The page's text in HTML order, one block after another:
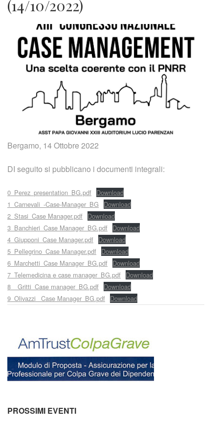
(14/10/2022)
Bergamo, 14 Ottobre 2022
DI seguito si pubblicano i documenti integrali:
0_Perez_presentation_BG.pdf Download
1_Carnevali_-Case-Manager_BG
Download
2_Stasi_Case Manager.pdf Download
3_Banchieri_Case Manager_BG.pdf Download
4_Giupponi_Case Manager.pdf Download
5_Pellegrino_Case Manager.pdf Download
6_Marchetti_Case Manager_BG.pdf Download
7_Telemedicina e case manager_BG.pdf Download
8__Gritti_Case manager_BG.pdf Download
9_Olivazzi _Case Manager_BG.pdf Download
PROSSIMI EVENTI